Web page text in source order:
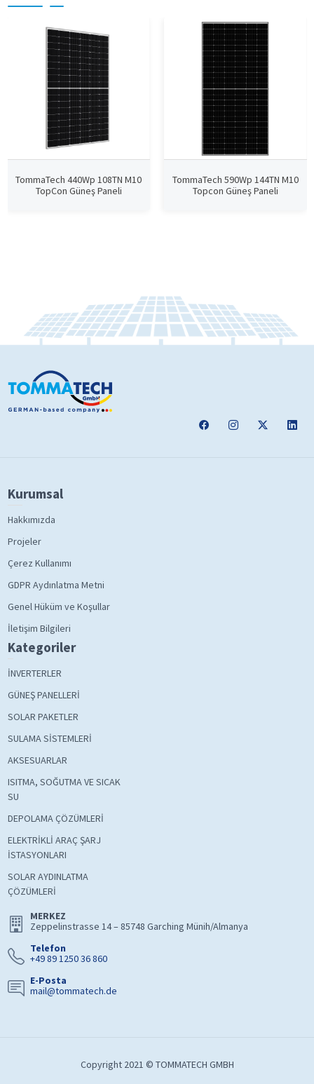
TommaTech 440Wp 108TN M10
TopCon Güneş Paneli
TommaTech 590Wp 144TN M10
Topcon Güneş Paneli
Kurumsal
Hakkımızda
Projeler
Çerez Kullanımı
GDPR Aydınlatma Metni
Genel Hüküm ve Koşullar
İletişim Bilgileri
Kategoriler
İNVERTERLER
GÜNEŞ PANELLERİ
SOLAR PAKETLER
SULAMA SİSTEMLERİ
AKSESUARLAR
ISITMA, SOĞUTMA VE SICAK
SU
DEPOLAMA ÇÖZÜMLERİ
ELEKTRİKLİ ARAÇ ŞARJ
İSTASYONLARI
SOLAR AYDINLATMA
ÇÖZÜMLERİ
MERKEZ
Zeppelinstrasse 14 – 85748 Garching Münih/Almanya
Telefon
+49 89 1250 36 860
E-Posta
mail@tommatech.de
Copyright 2021 © TOMMATECH GMBH